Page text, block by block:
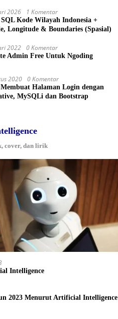
2026 1 Komentar
Kode Wilayah Indonesia +
Longitude & Boundaries (Spasial)
2022 0 Komentar
Admin Free Untuk Ngoding
2020 0 Komentar
Halaman Login dengan
MySQLi dan Bootstrap
cover, dan lirik
Intelligence
2023 Menurut Artificial Intelligence